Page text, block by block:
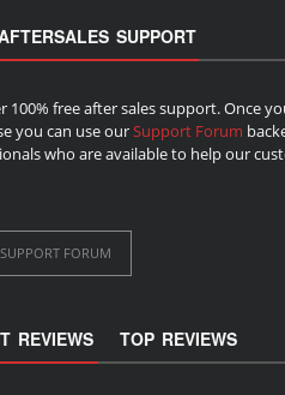
SUPPORT
100% free after sales support. Once
you can use ourSupport Forum
who are available to help our
FORUM
REVIEWS TOP REVIEWS